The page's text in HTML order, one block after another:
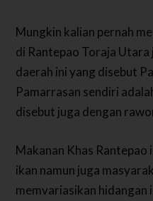
Mungkin kalian pernah
di Rantepao Toraja Utara
daerah ini yang disebut
Pamarrasan sendiri
disebut juga dengan
Makanan Khas Rantepao
ikan namun juga
memvariasikan hidangan